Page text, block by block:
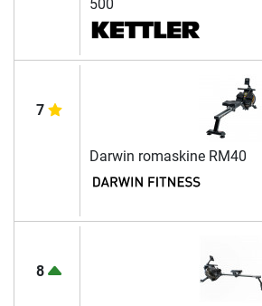
500
7
Darwin romaskine RM40
8